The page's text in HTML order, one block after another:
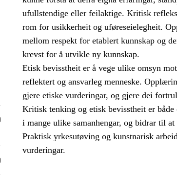
ufullstendige eller feilaktige. Kritisk
rom for usikkerheit og uføreseielegheit.
mellom respekt for etablert kunnskap og
krevst for å utvikle ny kunnskap.
Etisk bevisstheit er å vege ulike omsyn
reflektert og ansvarleg menneske.
gjere etiske vurderingar, og gjere dei
Kritisk tenking og etisk bevisstheit er
i mange ulike samanhengar, og bidrar til
Praktisk yrkesutøving og kunstnarisk
vurderingar.